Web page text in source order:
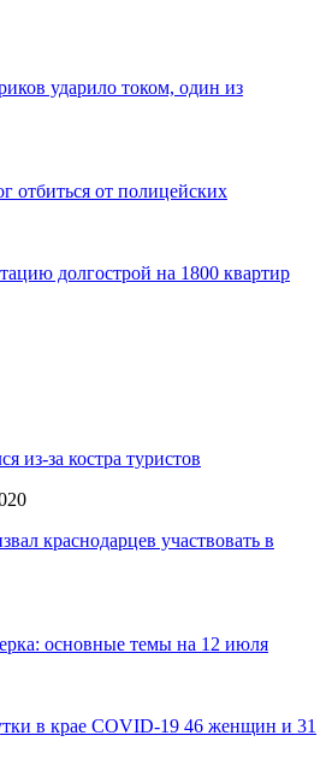
ударило током, один из
отбиться от полицейских
долгострой на 1800 квартир
из-за костра туристов
краснодарцев участвовать в
основные темы на 12 июля
в крае COVID-19 46 женщин и 31